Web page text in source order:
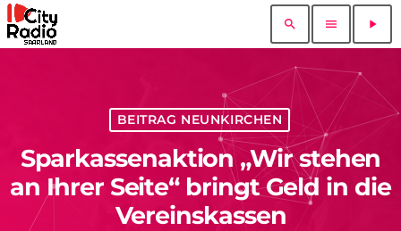
search menu play_arrow
BEITRAG NEUNKIRCHEN
Sparkassenaktion „Wir stehen
an Ihrer Seite“ bringt Geld in die
Vereinskassen